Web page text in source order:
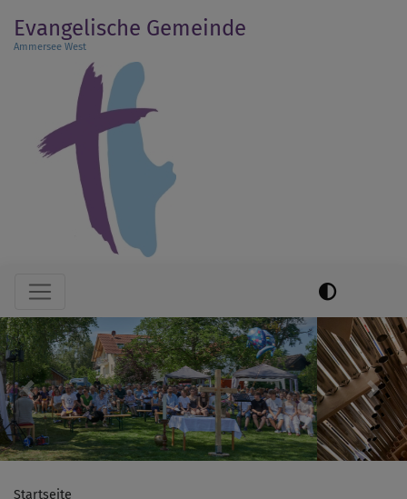
zum
Inhalt
Evangelische Gemeinde
Ammersee West
Hauptnavigation
Previous Next
Startseite